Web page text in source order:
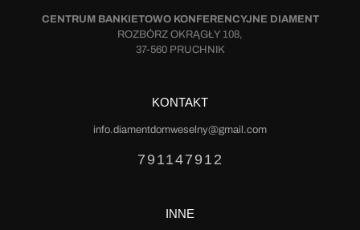
CENTRUM BANKIETOWO KONFERENCYJNE DIAMENT
ROZBÓRZ OKRĄGŁY 108,
37-560 PRUCHNIK
KONTAKT
info.diamentdomweselny@gmail.com
791147912
INNE